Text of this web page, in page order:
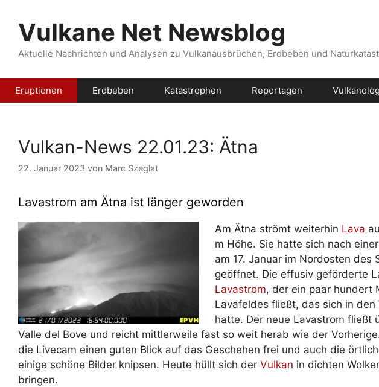
Inhalt
springenVulkane Net Newsblog
Aktuelle Nachrichten und Analysen zu Vulkanausbrüchen, Erdbeben und
Eruptionen Erdbeben Katastrophen Reportagen
Vulkan-News 22.01.23: Ätna
22. Januar 2023 von Marc Szeglat
Lavastrom am Ätna ist länger geworden
Am Ätna strömt weiterhin Lava
m Höhe. Sie hatte sich nach
am 17. Januar im Nordosten des
geöffnet. Die effusiv geförderte
Lavastrom, der ein paar hundert
Lavafeldes fließt, das sich in den
hatte. Der neue Lavastrom fließt
Valle del Bove und reicht mittlerweile fast so weit herab wie der
die Livecam einen guten Blick auf das Geschehen frei und auch die
einige schöne Bilder knipsen. Heute hüllt sich der Vulkan in dichten
bringen.